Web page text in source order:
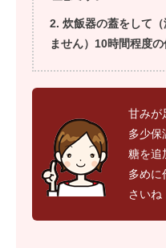
炊飯器の蓋をして
ません）10時間程度の
甘みが
多少保
糖を追
多めに
さいね